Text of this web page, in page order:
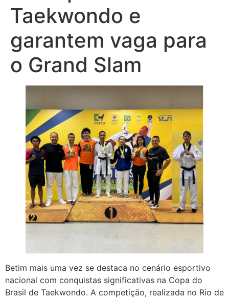
Taekwondo e
garantem vaga para
o Grand Slam
Betim mais uma vez se destaca no cenário esportivo
nacional com conquistas significativas na Copa do
Brasil de Taekwondo. A competição, realizada no Rio de